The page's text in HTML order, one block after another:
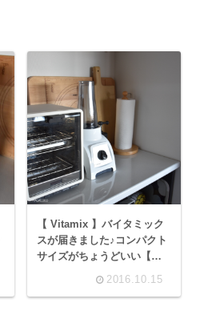
【 Vitamix 】バイタミック
スが届きました♪コンパクト
サイズがちょうどいい【
2016.10.15